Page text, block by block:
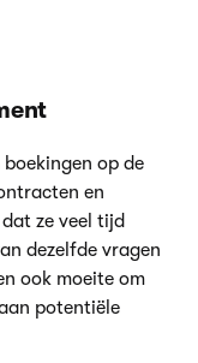
boekingen op de
en
ze veel tijd
dezelfde vragen
ook moeite om
potentiële